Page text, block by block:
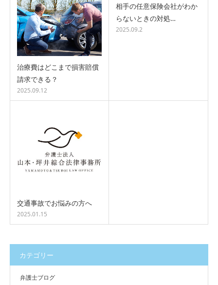
治療費はどこまで損害賠償
請求できる？
2025.09.12
相手の任意保険会社がわか
らないときの対処…
2025.09.2
交通事故でお悩みの方へ
2025.01.15
カテゴリー
弁護士ブログ